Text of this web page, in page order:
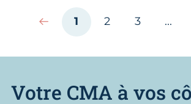
1
Page
2
Page
3 ...
Votre CMA à vos